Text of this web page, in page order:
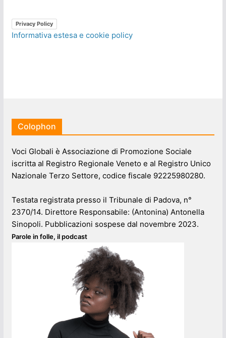
Privacy Policy
Informativa estesa e cookie policy
Colophon
Voci Globali è Associazione di Promozione Sociale
iscritta al Registro Regionale Veneto e al Registro Unico
Nazionale Terzo Settore, codice fiscale 92225980280.
Testata registrata presso il Tribunale di Padova, n°
2370/14. Direttore Responsabile: (Antonina) Antonella
Sinopoli. Pubblicazioni sospese dal novembre 2023.
Parole in folle, il podcast